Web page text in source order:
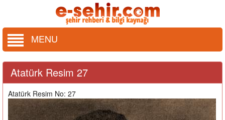
MENU
Atatürk Resim 27
Atatürk Resim No: 27